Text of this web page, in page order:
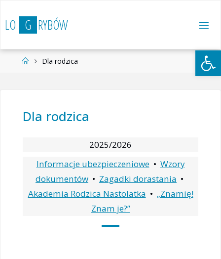
do
treści
LO G RYBÓW
StronaDla rodzica
Dla rodzica
2025/2026
Informacje ubezpieczeniowe• Wzory
dokumentów • Zagadki dorastania •
Akademia Rodzica Nastolatka • „Znamię!
Znam je?”